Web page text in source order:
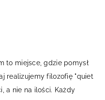
to miejsce, gdzie pomysł
realizujemy filozofię "quiet
a nie na ilości. Każdy